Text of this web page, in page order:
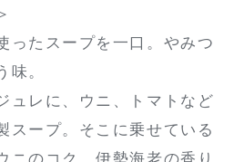
ったスープを一口。やみつ
味。
ュレに、ウニ、トマトなど
スープ。そこに乗せている